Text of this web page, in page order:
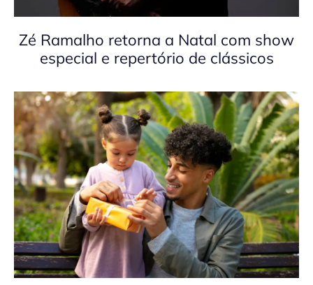
Zé Ramalho retorna a Natal com show
especial e repertório de clássicos